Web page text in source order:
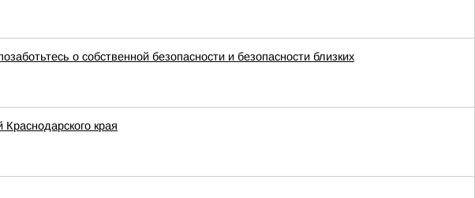
о собственной безопасности и безопасности близких
края